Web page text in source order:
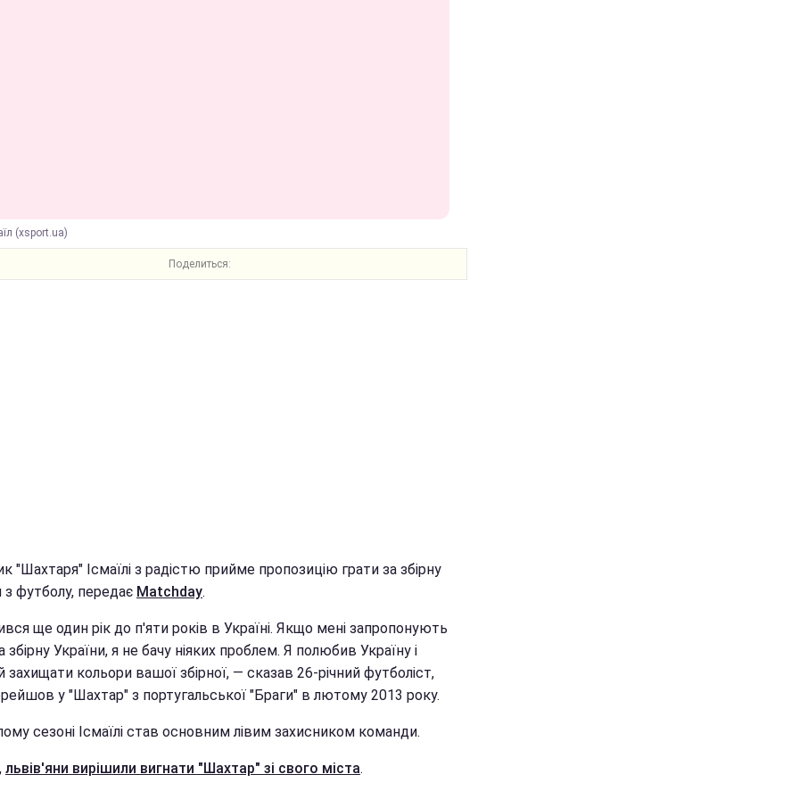
(xsport.ua)
Поделиться:
"Шахтаря" Ісмаїлі з радістю прийме пропозицію грати за збірну
з футболу, передає Matchday.
ще один рік до п'яти років в Україні. Якщо мені запропонують
збірну України, я не бачу ніяких проблем. Я полюбив Україну і
захищати кольори вашої збірної, — сказав 26-річний футболіст,
у "Шахтар" з португальської "Браги" в лютому 2013 року.
сезоні Ісмаїлі став основним лівим захисником команди.
львів'яни вирішили вигнати "Шахтар" зі свого міста.